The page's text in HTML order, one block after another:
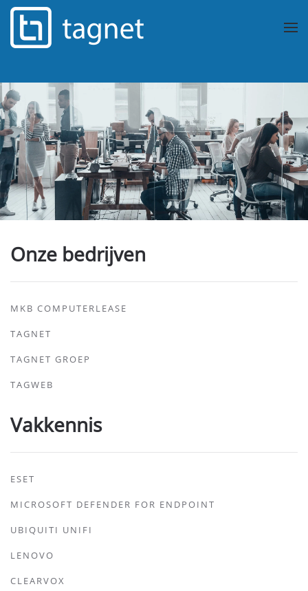
Overslaan en naar de inhoud gaan
Onze bedrijven
MKB COMPUTERLEASE
TAGNET
TAGNET GROEP
TAGWEB
Vakkennis
ESET
MICROSOFT DEFENDER FOR ENDPOINT
UBIQUITI UNIFI
LENOVO
CLEARVOX